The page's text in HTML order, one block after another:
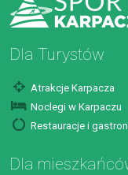
Dla Turystów
Atrakcje Karpacza
Noclegi w Karpaczu
Restauracje i
Dla